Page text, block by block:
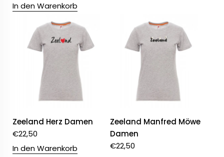
In den Warenkorb
Zeeland Herz Damen
€22,50
In den Warenkorb
Zeeland Manfred Möwe
Damen
€22,50